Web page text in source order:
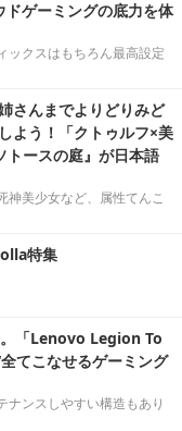
ドゲーミングの底力を体
ックスはもちろん最高設定
さんまでよりどりみど
よう！「クトゥルフ×美
トースの庭』が日本語
神美少女など、属性てんこ
特集
「Lenovo Legion To
てこなせるゲーミング
ナンスしやすい構造もあり